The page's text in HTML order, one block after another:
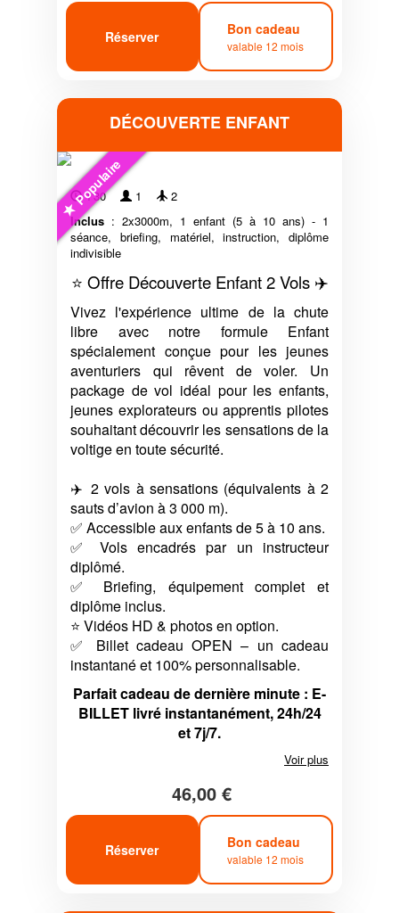
Réserver Bon cadeau
valable 12 mois
DÉCOUVERTE ENFANT
Populaire
1'30 1
2
Inclus : 2x3000m, 1 enfant (5 à 10 ans) - 1
séance, briefing, matériel, instruction, diplôme
indivisible
⭐ Offre Découverte Enfant 2 Vols ✈️
Vivez l'expérience ultime de la chute
libre avec notre formule Enfant
spécialement conçue pour les jeunes
aventuriers qui rêvent de voler. Un
package de vol idéal pour les enfants,
jeunes explorateurs ou apprentis pilotes
souhaitant découvrir les sensations de la
voltige en toute sécurité.
✈️ 2 vols à sensations (équivalents à 2
sauts d’avion à 3 000 m).
✅ Accessible aux enfants de 5 à 10 ans.
✅ Vols encadrés par un instructeur
diplômé.
✅ Briefing, équipement complet et
diplôme inclus.
⭐ Vidéos HD & photos en option.
✅ Billet cadeau OPEN – un cadeau
instantané et 100% personnalisable.
Parfait cadeau de dernière minute : E-
BILLET livré instantanément, 24h/24
et 7j/7.
Voir plus
46,00 €
Réserver Bon cadeau
valable 12 mois